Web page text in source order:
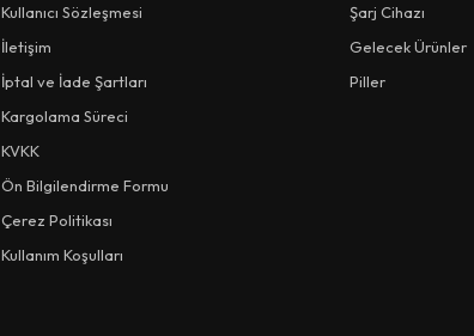
Kullanıcı Sözleşmesi
İletişim
İptal ve İade Şartları
Kargolama Süreci
KVKK
Ön Bilgilendirme Formu
Çerez Politikası
Kullanım Koşulları
Şarj Cihazı
Gelecek Ürünler
Piller